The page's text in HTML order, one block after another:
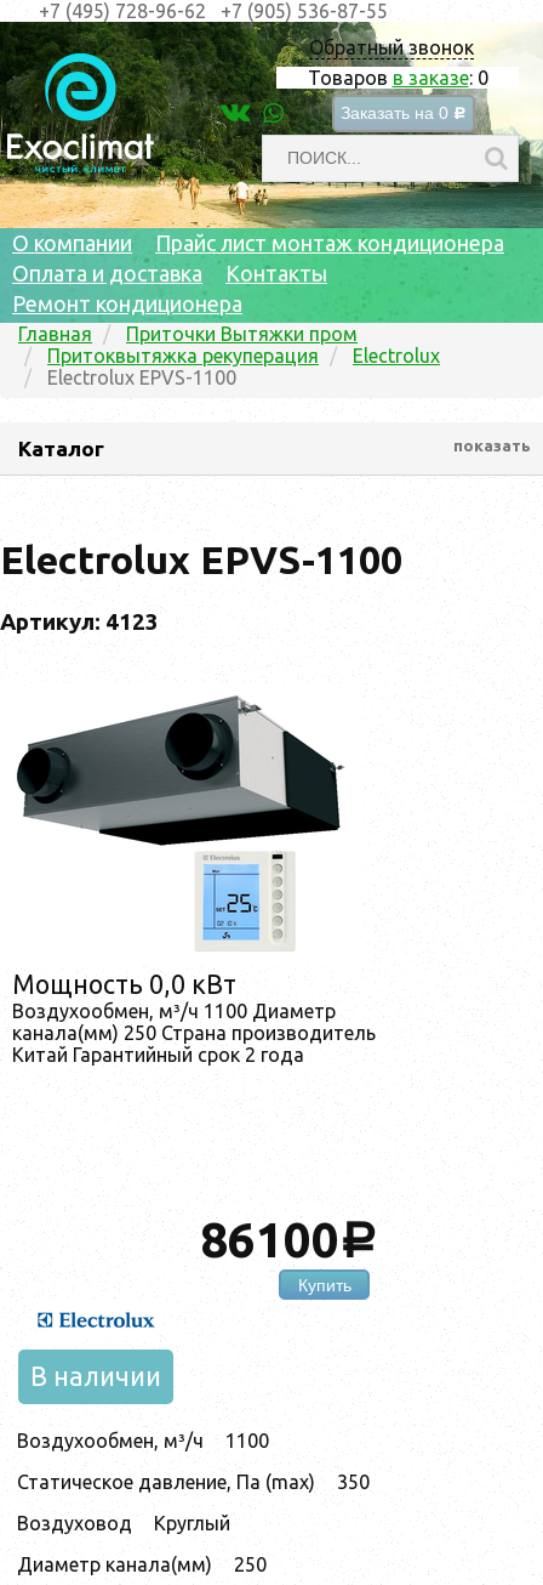
Обратный звонок
Товаров в заказе: 0
Заказать на 0 c
+7 (495) 728-96-62 +7 (905) 536-87-55
О компании
Прайс лист монтаж кондиционера
Оплата и доставка
Контакты
Ремонт кондиционера
Главная
Приточки Вытяжки пром
Притоквытяжка рекуперация
Electrolux
Electrolux EPVS-1100
Каталог показать
Electrolux EPVS-1100
Артикул: 4123
Мощность 0,0 кВт
Воздухообмен, м³/ч 1100 Диаметр
канала(мм) 250 Страна производитель
Китай Гарантийный срок 2 года
86100a
Купить
В наличии
Воздухообмен, м³/ч
1100
Статическое давление, Па (max)
350
Воздуховод
Круглый
Диаметр канала(мм)
250